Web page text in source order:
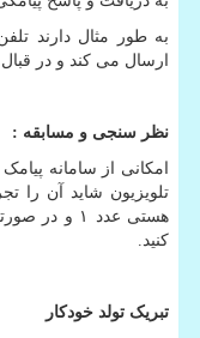
ارسال می کند و در
نظر سنجی و مسابقه :
امکانی از سامانه
تلویزیون شاید آن را
هستی عدد ۱ و در صورتیکه طرفدار تیم
کنید.
تبریک تولد خودکار